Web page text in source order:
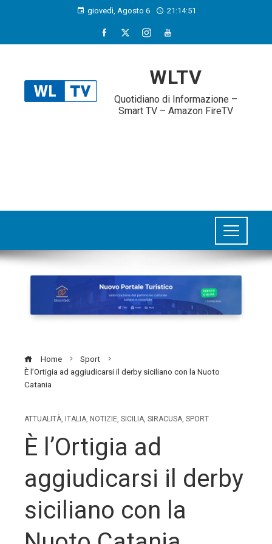
giovedì, Agosto 6 21:14:52
WLTV
Quotidiano di Informazione –
Smart TV – Amazon FireTV
Home
Sport
È l’Ortigia ad aggiudicarsi il derby siciliano con la Nuoto
Catania
ATTUALITÀ, ITALIA, NOTIZIE, SICILIA, SIRACUSA, SPORT
È l’Ortigia ad
aggiudicarsi il derby
siciliano con la